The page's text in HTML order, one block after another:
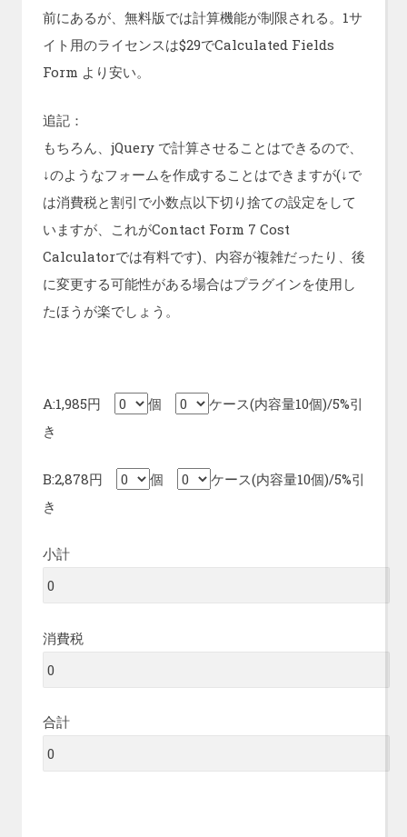
前にあるが、無料版では計算機能が制限される。1サ
イト用のライセンスは$29でCalculated Fields
Form より安い。
追記：
もちろん、jQuery で計算させることはできるので、
↓のようなフォームを作成することはできますが(↓で
は消費税と割引で小数点以下切り捨ての設定をして
いますが、これがContact Form 7 Cost
Calculatorでは有料です)、内容が複雑だったり、後
に変更する可能性がある場合はプラグインを使用し
たほうが楽でしょう。
A:1,985円 個
ケース(内容量10個)/5%引
き
B:2,878円 個
ケース(内容量10個)/5%引
き
小計
消費税
合計